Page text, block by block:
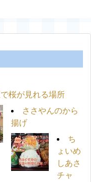
桜が見れる場所
ささやんのから
揚げ
ち
ょいめ
しあさ
チャ